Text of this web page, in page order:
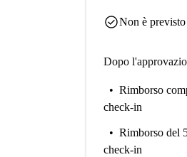
check_circleNon è
Dopo
Rimborso
check-in
Rimborso del
check-in